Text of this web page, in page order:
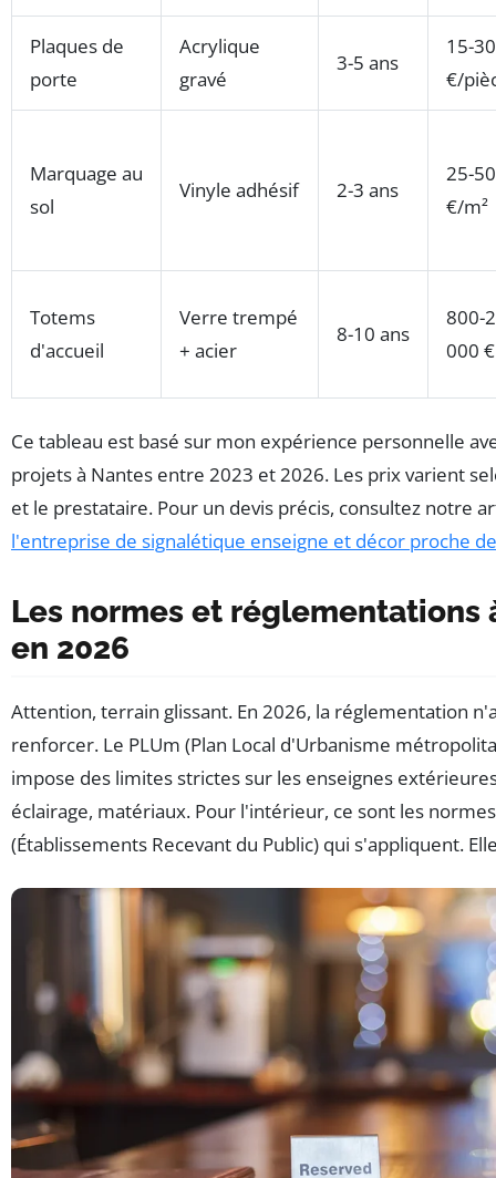
Plaques de
porte
Acrylique
gravé
3-5 ans
15-30
€/
Marquage au
sol
Vinyle adhésif 2-3 ans
25-50
€/m²
Totems
d'accueil
Verre trempé
+ acier
8-10 ans
800-2
000 €
Ce tableau est basé sur mon expérience personnelle
projets à Nantes entre 2023 et 2026. Les prix varient
et le prestataire. Pour un devis précis, consultez notre
l'entreprise de signalétique enseigne et décor proche
Les normes et réglementations
en 2026
Attention, terrain glissant. En 2026, la réglementation
renforcer. Le PLUm (Plan Local d'Urbanisme
impose des limites strictes sur les enseignes
éclairage, matériaux. Pour l'intérieur, ce sont les normes
(Établissements Recevant du Public) qui s'appliquent.